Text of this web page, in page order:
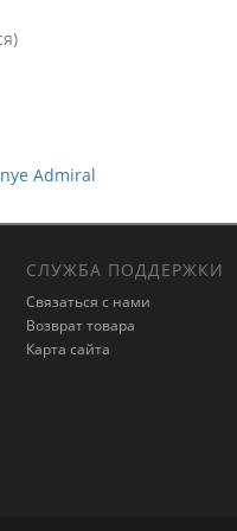
Admiral
СЛУЖБА ПОДДЕРЖКИ
Связаться с нами
Возврат товара
Карта сайта